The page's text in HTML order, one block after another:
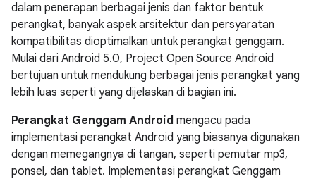
dalam penerapan berbagai jenis dan faktor bentuk
perangkat, banyak aspek arsitektur dan persyaratan
kompatibilitas dioptimalkan untuk perangkat genggam.
Mulai dari Android 5.0, Project Open Source Android
bertujuan untuk mendukung berbagai jenis perangkat yang
lebih luas seperti yang dijelaskan di bagian ini.
Perangkat Genggam Android mengacu pada
implementasi perangkat Android yang biasanya digunakan
dengan memegangnya di tangan, seperti pemutar mp3,
ponsel, dan tablet. Implementasi perangkat Genggam